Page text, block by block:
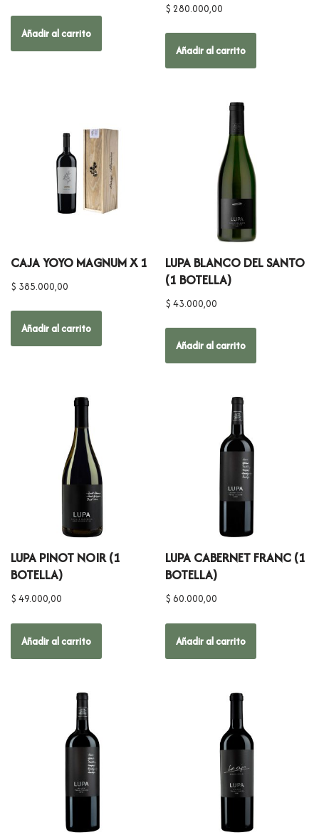
Añadir al carrito
$ 280.000,00
Añadir al carrito
CAJA YOYO MAGNUM X 1
$ 385.000,00
Añadir al carrito
LUPA BLANCO DEL SANTO
(1 BOTELLA)
$ 43.000,00
Añadir al carrito
LUPA PINOT NOIR (1
BOTELLA)
$ 49.000,00
Añadir al carrito
LUPA CABERNET FRANC (1
BOTELLA)
$ 60.000,00
Añadir al carrito